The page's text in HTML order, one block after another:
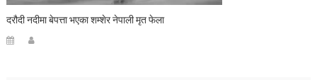
दरौदी नदीमा बेपत्ता भएका शम्शेर नेपाली मृत फेला